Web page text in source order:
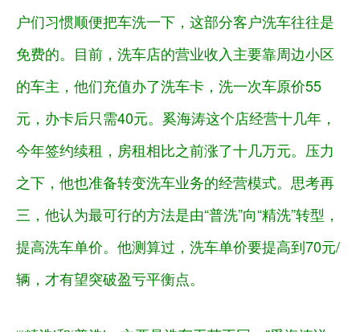
户们习惯顺便把车洗一下，这部分客户洗车往往是
免费的。目前，洗车店的营业收入主要靠周边小区
的车主，他们充值办了洗车卡，洗一次车原价55
元，办卡后只需40元。奚海涛这个店经营十几年，
今年签约续租，房租相比之前涨了十几万元。压力
之下，他也准备转变洗车业务的经营模式。思考再
三，他认为最可行的方法是由“普洗”向“精洗”转型，
提高洗车单价。他测算过，洗车单价要提高到70元/
辆，才有望突破盈亏平衡点。